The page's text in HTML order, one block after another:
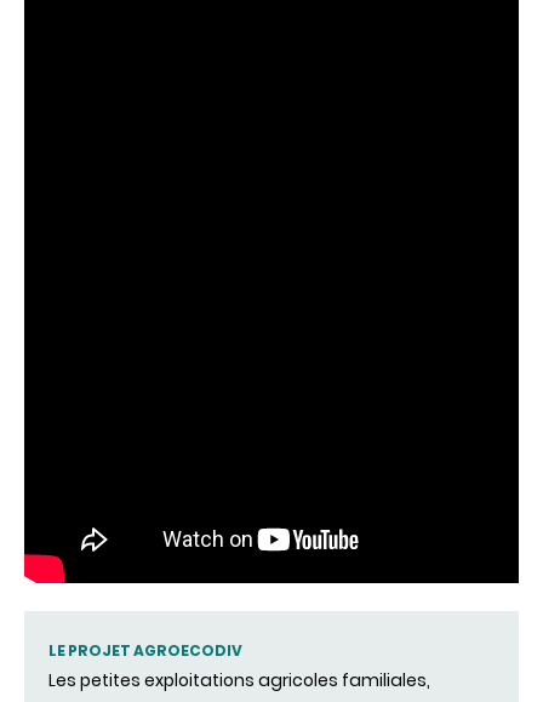
LE PROJET AGROECODIV
Les petites exploitations agricoles familiales,